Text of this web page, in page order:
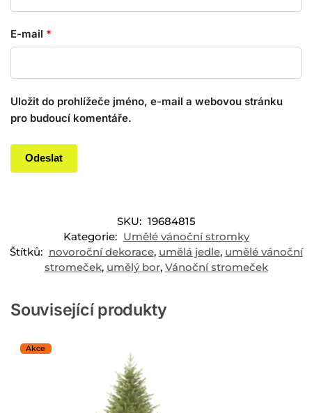
E-mail *
Uložit do prohlížeče jméno, e-mail a webovou stránku
pro budoucí komentáře.
SKU: 19684815
Kategorie: Umělé vánoční stromky
Štítků: novoroční dekorace, umělá jedle, umělé vánoční
stromeček, umělý bor, Vánoční stromeček
Související produkty